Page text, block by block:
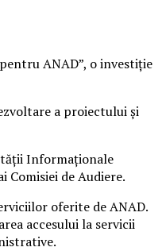
ANAD”, o investiție
a proiectului și
Informaționale
de Audiere.
oferite de ANAD.
accesului la servicii